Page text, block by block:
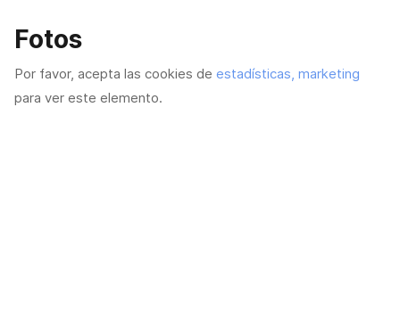
Fotos
Por favor, acepta las cookies de estadísticas, marketing
para ver este elemento.